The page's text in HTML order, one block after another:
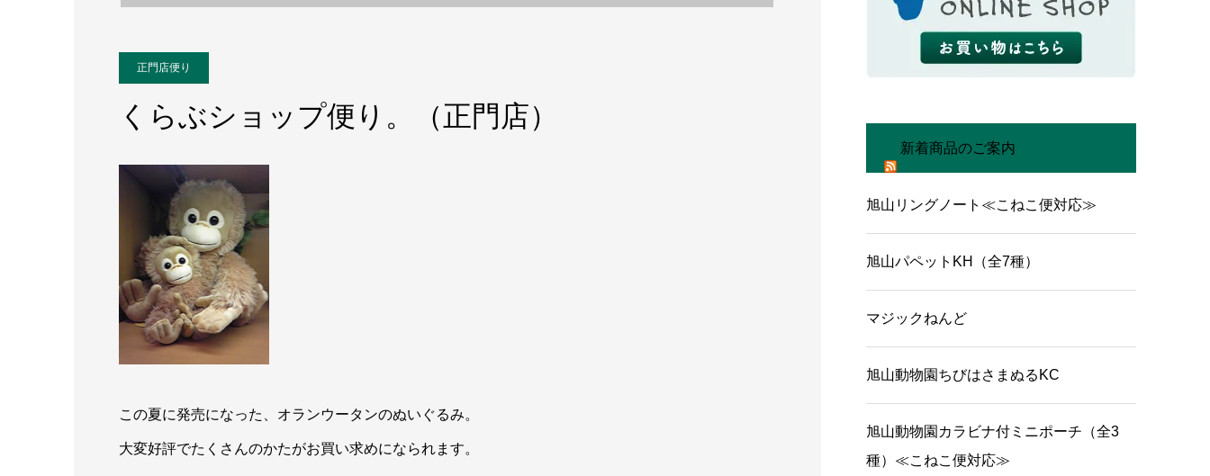
正門店便り
くらぶショップ便り。（正門店）
この夏に発売になった、オランウータンのぬいぐるみ。
大変好評でたくさんのかたがお買い求めになられます。
新着商品のご案内
旭山リングノート≪こねこ便対応≫
旭山パペットKH（全7種）
マジックねんど
旭山動物園ちびはさまぬるKC
旭山動物園カラビナ付ミニポーチ（全3
種）≪こねこ便対応≫